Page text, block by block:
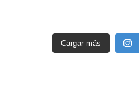
Cargar más